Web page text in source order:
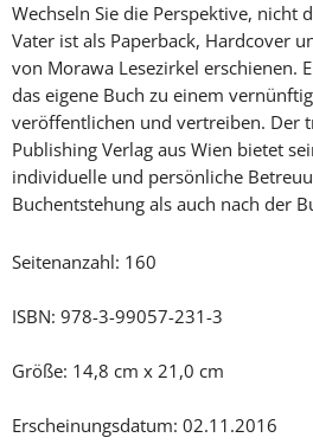
Wechseln Sie die Perspektive, nicht
Vater ist als Paperback, Hardcover
von Morawa Lesezirkel erschienen.
das eigene Buch zu einem
veröffentlichen und vertreiben. Der
Publishing Verlag aus Wien bietet
individuelle und persönliche
Buchentstehung als auch nach der
Seitenanzahl: 160
ISBN: 978-3-99057-231-3
Größe: 14,8 cm x 21,0 cm
Erscheinungsdatum: 02.11.2016